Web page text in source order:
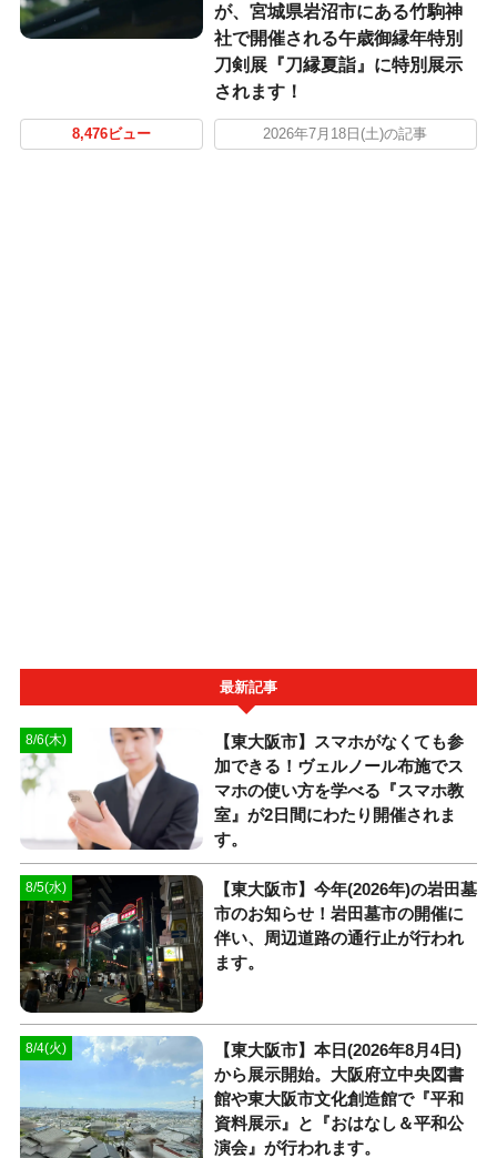
が、宮城県岩沼市にある竹駒神
社で開催される午歳御縁年特別
刀剣展『刀縁夏詣』に特別展示
されます！
8,476ビュー 2026年7月18日(土)の記事
最新記事
8/6(木)
【東大阪市】スマホがなくても参
加できる！ヴェルノール布施でス
マホの使い方を学べる『スマホ教
室』が2日間にわたり開催されま
す。
8/5(水)
【東大阪市】今年(2026年)の岩田墓
市のお知らせ！岩田墓市の開催に
伴い、周辺道路の通行止が行われ
ます。
8/4(火)
【東大阪市】本日(2026年8月4日)
から展示開始。大阪府立中央図書
館や東大阪市文化創造館で『平和
資料展示』と『おはなし＆平和公
演会』が行われます。